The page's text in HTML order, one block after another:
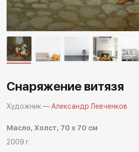
Rakov
baget
Снаряжение витязя
Художник —Александр Левченков
Масло, Холст, 70 x 70 см
2009 г.